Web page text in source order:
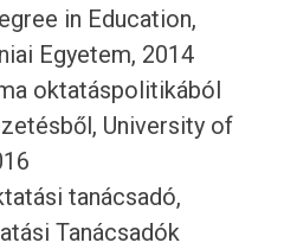
in Education,
Egyetem, 2014
oktatáspolitikából
University of
tanácsadó,
Tanácsadók